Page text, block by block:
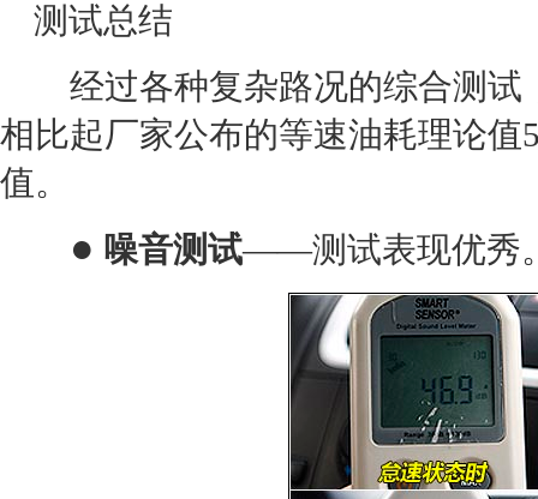
测试总结
经过各种复杂路况的综合测试
相比起厂家公布的等速油耗理论
值。
● 噪音测试——测试表现优秀